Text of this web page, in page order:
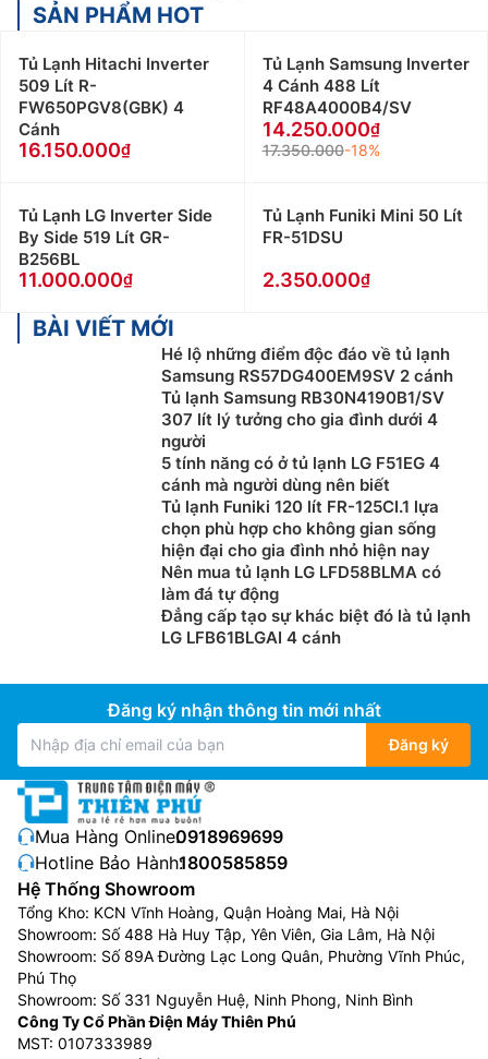
SẢN PHẨM HOT
Tủ Lạnh Hitachi Inverter
509 Lít R-
FW650PGV8(GBK) 4
Cánh
16.150.000
Tủ Lạnh Samsung Inverter
4 Cánh 488 Lít
RF48A4000B4/SV
14.250.000
17.350.000-18%
Tủ Lạnh LG Inverter Side
By Side 519 Lít GR-
B256BL
11.000.000
Tủ Lạnh Funiki Mini 50 Lít
FR-51DSU
2.350.000
BÀI VIẾT MỚI
Hé lộ những điểm độc đáo về tủ lạnh
Samsung RS57DG400EM9SV 2 cánh
Tủ lạnh Samsung RB30N4190B1/SV
307 lít lý tưởng cho gia đình dưới 4
người
5 tính năng có ở tủ lạnh LG F51EG 4
cánh mà người dùng nên biết
Tủ lạnh Funiki 120 lít FR-125CI.1 lựa
chọn phù hợp cho không gian sống
hiện đại cho gia đình nhỏ hiện nay
Nên mua tủ lạnh LG LFD58BLMA có
làm đá tự động
Đẳng cấp tạo sự khác biệt đó là tủ lạnh
LG LFB61BLGAI 4 cánh
Đăng ký nhận thông tin mới nhất
Đăng ký
Mua Hàng Online:0918969699
Hotline Bảo Hành:1800585859
Hệ Thống Showroom
Tổng Kho: KCN Vĩnh Hoàng, Quận Hoàng Mai, Hà Nội
Showroom: Số 488 Hà Huy Tập, Yên Viên, Gia Lâm, Hà Nội
Showroom: Số 89A Đường Lạc Long Quân, Phường Vĩnh Phúc,
Phú Thọ
Showroom: Số 331 Nguyễn Huệ, Ninh Phong, Ninh Bình
Công Ty Cổ Phần Điện Máy Thiên Phú
MST: 0107333989